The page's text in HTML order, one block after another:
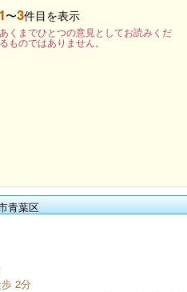
1〜3件目を表示
くまでひとつの意見としてお読みくだ
ものではありません。
青葉区
2分